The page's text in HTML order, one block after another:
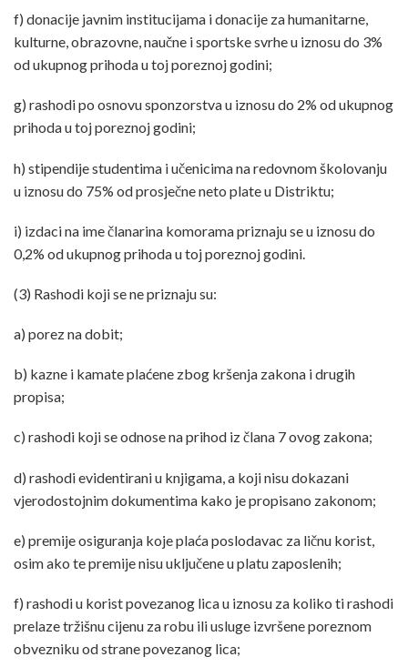
f) donacije javnim institucijama i donacije za humanitarne,
kulturne, obrazovne, naučne i sportske svrhe u iznosu do 3%
od ukupnog prihoda u toj poreznoj godini;
g) rashodi po osnovu sponzorstva u iznosu do 2% od ukupnog
prihoda u toj poreznoj godini;
h) stipendije studentima i učenicima na redovnom školovanju
u iznosu do 75% od prosječne neto plate u Distriktu;
i) izdaci na ime članarina komorama priznaju se u iznosu do
0,2% od ukupnog prihoda u toj poreznoj godini.
(3) Rashodi koji se ne priznaju su:
a) porez na dobit;
b) kazne i kamate plaćene zbog kršenja zakona i drugih
propisa;
c) rashodi koji se odnose na prihod iz člana 7 ovog zakona;
d) rashodi evidentirani u knjigama, a koji nisu dokazani
vjerodostojnim dokumentima kako je propisano zakonom;
e) premije osiguranja koje plaća poslodavac za ličnu korist,
osim ako te premije nisu uključene u platu zaposlenih;
f) rashodi u korist povezanog lica u iznosu za koliko ti rashodi
prelaze tržišnu cijenu za robu ili usluge izvršene poreznom
obvezniku od strane povezanog lica;